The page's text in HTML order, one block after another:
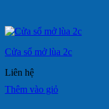
Cửa sổ mở lùa 2c
Liên hệ
Thêm vào giỏ